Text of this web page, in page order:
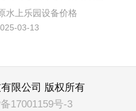
水上乐园设备价格
03-13
限公司 版权所有
17001159号-3